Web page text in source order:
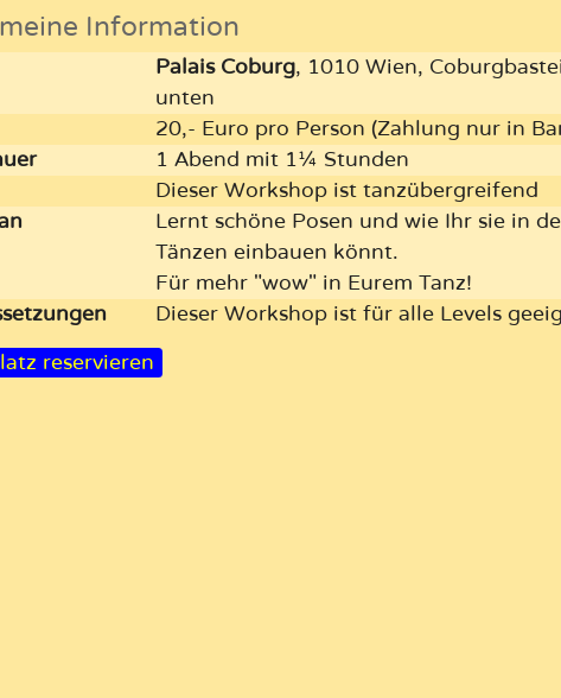
Information
Palais Coburg, 1010 Wien,
unten
20,- Euro pro Person (Zahlung nur in
1 Abend mit 1¼ Stunden
Dieser Workshop ist tanzübergreifend
Lernt schöne Posen und wie Ihr sie in
Tänzen einbauen könnt.
Für mehr "wow" in Eurem Tanz!
Dieser Workshop ist für alle Levels
reservieren